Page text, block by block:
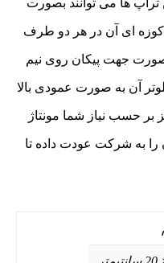
ای آن در هر دو طرف
جهت پیکان روی نیم
آن به صورت عمودی بالا
بر حسب نیاز شما مونتاژ
را به شرکت عودت داده تا